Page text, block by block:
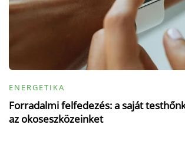
ENERGETIKA
Forradalmi felfedezés: a saját
az okoseszközeinket